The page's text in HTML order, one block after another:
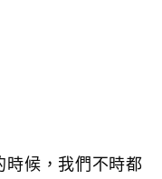
候，我們不時都